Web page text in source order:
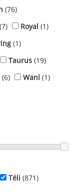
(76)
(7) Royal (1)
(1)
Taurus (19)
(6) Wanl (1)
Téli (871)